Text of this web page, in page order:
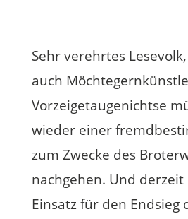
Sehr verehrtes Lesevolk,
auch
Vorzeigetaugenichtse
wieder einer
zum Zwecke des
nachgehen. Und
Einsatz für den Endsieg